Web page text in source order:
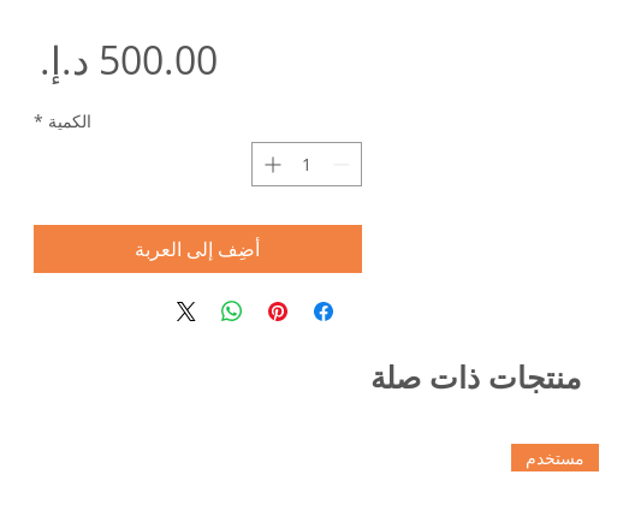
الكمية *
أضِف إلى العربة
منتجات ذات صلة
مستخدم